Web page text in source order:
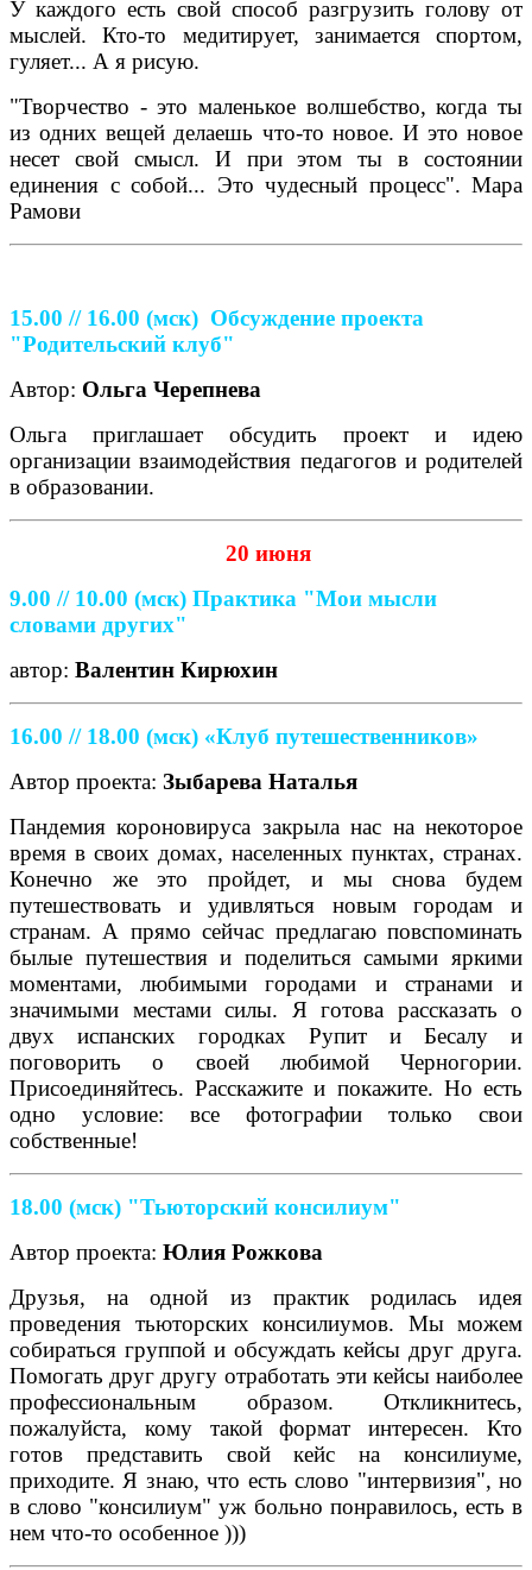
У каждого есть свой способ разгрузить голову от
мыслей. Кто-то медитирует, занимается спортом,
гуляет... А я рисую.
"Творчество - это маленькое волшебство, когда ты
из одних вещей делаешь что-то новое. И это новое
несет свой смысл. И при этом ты в состоянии
единения с собой... Это чудесный процесс". Мара
Рамови
15.00 // 16.00 (мск) Обсуждение проекта
"Родительский клуб"
Автор: Ольга Черепнева
Ольга приглашает обсудить проект и идею
организации взаимодействия педагогов и родителей
в образовании.
20 июня
9.00 // 10.00 (мск) Практика "Мои мысли
словами других"
автор: Валентин Кирюхин
16.00 // 18.00 (мск) «Клуб путешественников»
Автор проекта: Зыбарева Наталья
Пандемия короновируса закрыла нас на некоторое
время в своих домах, населенных пунктах, странах.
Конечно же это пройдет, и мы снова будем
путешествовать и удивляться новым городам и
странам. А прямо сейчас предлагаю повспоминать
былые путешествия и поделиться самыми яркими
моментами, любимыми городами и странами и
значимыми местами силы. Я готова рассказать о
двух испанских городках Рупит и Бесалу и
поговорить о своей любимой Черногории.
Присоединяйтесь. Расскажите и покажите. Но есть
одно условие: все фотографии только свои
собственные!
18.00 (мск) "Тьюторский консилиум"
Автор проекта: Юлия Рожкова
Друзья, на одной из практик родилась идея
проведения тьюторских консилиумов. Мы можем
собираться группой и обсуждать кейсы друг друга.
Помогать друг другу отработать эти кейсы наиболее
профессиональным образом. Откликнитесь,
пожалуйста, кому такой формат интересен. Кто
готов представить свой кейс на консилиуме,
приходите. Я знаю, что есть слово "интервизия", но
в слово "консилиум" уж больно понравилось, есть в
нем что-то особенное )))